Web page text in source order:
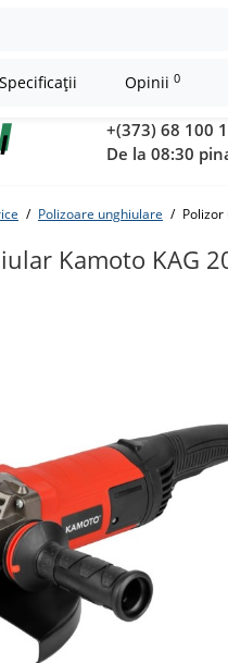
+(373) 68 100
De la 08:30
Polizoare unghiulare Polizor
Kamoto KAG
Specificaţii Opinii 0